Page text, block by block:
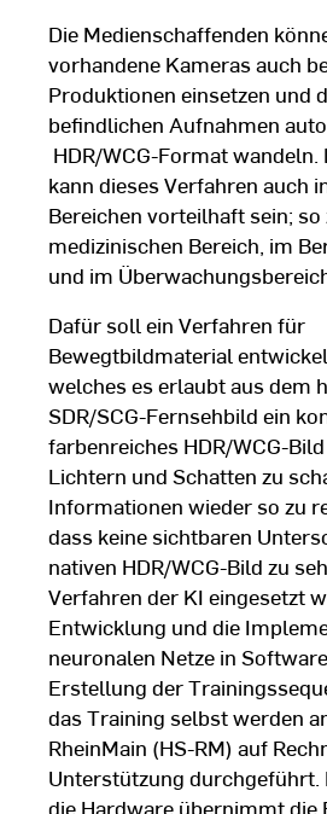
Die Medienschaffenden
vorhandene Kameras auch
Produktionen einsetzen und
befindlichen Aufnahmen
HDR/WCG-Format
kann dieses Verfahren auch
Bereichen vorteilhaft sein; so
medizinischen Bereich, im
und im
Dafür soll ein Verfahren für
Bewegtbildmaterial
welches es erlaubt aus dem
SDR/SCG-Fernsehbild ein
farbenreiches HDR/WCG-
Lichtern und Schatten zu
Informationen wieder so zu
dass keine sichtbaren
nativen HDR/WCG-Bild zu
Verfahren der KI eingesetzt
Entwicklung und die
neuronalen Netze in
Erstellung der
das Training selbst werden
RheinMain (HS-RM) auf
Unterstützung durchgeführt.
die Hardware übernimmt die